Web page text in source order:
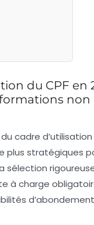
du CPF en
non
cadre d’utilisation
plus stratégiques
sélection
à charge